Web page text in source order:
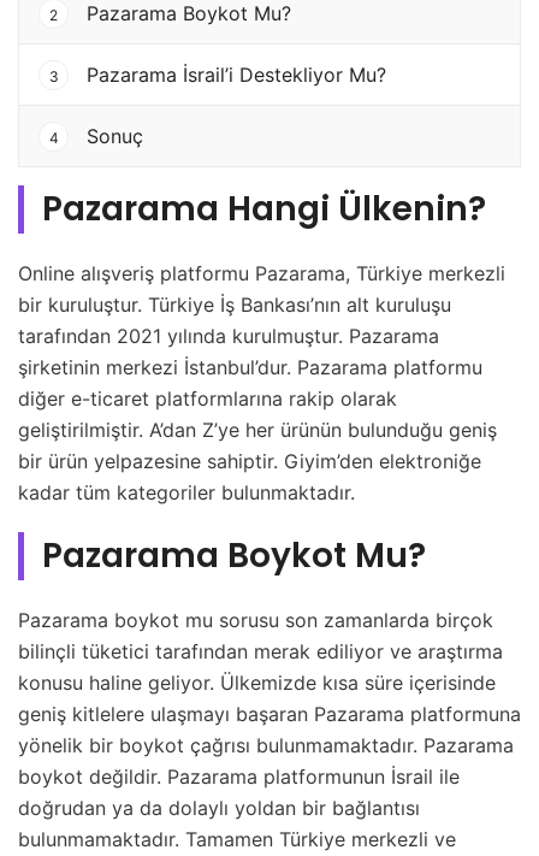
2 Pazarama Boykot Mu?
3 Pazarama İsrail’i Destekliyor Mu?
4 Sonuç
Pazarama Hangi Ülkenin?
Online alışveriş platformu Pazarama, Türkiye merkezli
bir kuruluştur. Türkiye İş Bankası’nın alt kuruluşu
tarafından 2021 yılında kurulmuştur. Pazarama
şirketinin merkezi İstanbul’dur. Pazarama platformu
diğer e-ticaret platformlarına rakip olarak
geliştirilmiştir. A’dan Z’ye her ürünün bulunduğu geniş
bir ürün yelpazesine sahiptir. Giyim’den elektroniğe
kadar tüm kategoriler bulunmaktadır.
Pazarama Boykot Mu?
Pazarama boykot mu sorusu son zamanlarda birçok
bilinçli tüketici tarafından merak ediliyor ve araştırma
konusu haline geliyor. Ülkemizde kısa süre içerisinde
geniş kitlelere ulaşmayı başaran Pazarama platformuna
yönelik bir boykot çağrısı bulunmamaktadır. Pazarama
boykot değildir. Pazarama platformunun İsrail ile
doğrudan ya da dolaylı yoldan bir bağlantısı
bulunmamaktadır. Tamamen Türkiye merkezli ve